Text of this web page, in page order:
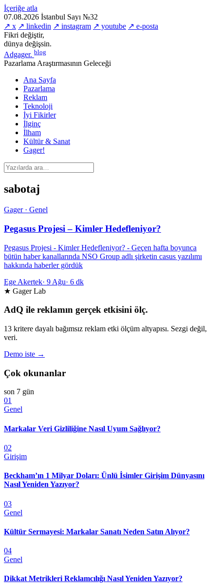
İçeriğe atla
07.08.2026 İstanbul Sayı №32
↗ x ↗ linkedin ↗ instagram ↗ youtube ↗ e-posta
Fikri değiştir,
dünya değişsin.
Adgager. blog
Pazarlama Araştırmasının Geleceği
Ana Sayfa
Pazarlama
Reklam
Teknoloji
İyi Fikirler
İlginç
İlham
Kültür & Sanat
Gager!
sabotaj
Gager · Genel
Pegasus Projesi – Kimler Hedefleniyor?
Pegasus Projesi - Kimler Hedefleniyor? - Geçen hafta boyunca
bütün haber kanallarında NSO Group adlı şirketin casus yazılımı
hakkında haberler gördük
Ege Akertek· 9 Ağu· 6 dk
★ Gager Lab
AdQ ile reklamın gerçek etkisini ölç.
13 kritere dayalı bağımsız reklam etki ölçüm altyapısı. Sezgi değil,
veri.
Demo iste →
Çok okunanlar
son 7 gün
01
Genel
Markalar Veri Gizliliğine Nasıl Uyum Sağlıyor?
02
Girişim
Beckham’ın 1 Milyar Doları: Ünlü İsimler Girişim Dünyasını
Nasıl Yeniden Yazıyor?
03
Genel
Kültür Sermayesi: Markalar Sanatı Neden Satın Alıyor?
04
Genel
Dikkat Metrikleri Reklamcılığı Nasıl Yeniden Yazıyor?